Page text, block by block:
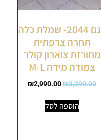
דגם 2044- שמלת כלה
תחרה צרפתית
מחורזת צוארון קולר
צמודה מידה M-L
₪3,390.00
₪2,990.00
הוספה לסל